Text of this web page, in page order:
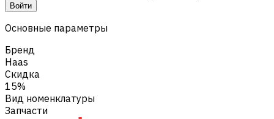
Войти
Основные параметры
Бренд
Haas
Скидка
15%
Вид номенклатуры
Запчасти